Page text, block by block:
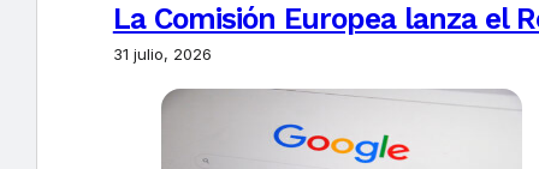
La Comisión Europea lanza el
31 julio, 2026